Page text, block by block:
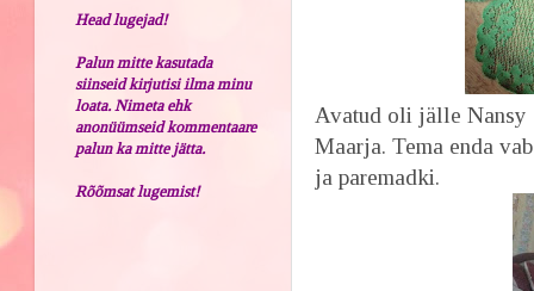
Avatud oli jälle
Maarja. Tema enda
ja paremadki.
Head lugejad!
Palun mitte kasutada
siinseid kirjutisi ilma minu
loata. Nimeta ehk
anonüümseid kommentaare
palun ka mitte jätta.
Rõõmsat lugemist!